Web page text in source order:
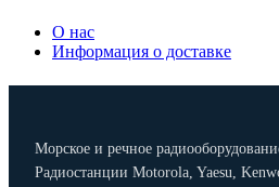
О нас
Информация о доставке
Морское и речное
Радиостанции Motorola, Yaesu,